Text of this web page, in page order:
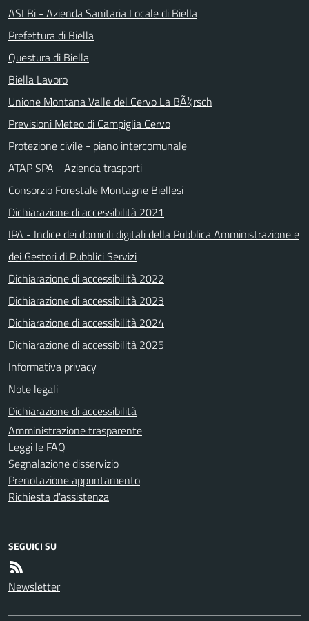
ASLBi - Azienda Sanitaria Locale di Biella
Prefettura di Biella
Questura di Biella
Biella Lavoro
Unione Montana Valle del Cervo La BÃ¼rsch
Previsioni Meteo di Campiglia Cervo
Protezione civile - piano intercomunale
ATAP SPA - Azienda trasporti
Consorzio Forestale Montagne Biellesi
Dichiarazione di accessibilità 2021
IPA - Indice dei domicili digitali della Pubblica Amministrazione e
dei Gestori di Pubblici Servizi
Dichiarazione di accessibilità 2022
Dichiarazione di accessibilità 2023
Dichiarazione di accessibilità 2024
Dichiarazione di accessibilità 2025
Informativa privacy
Note legali
Dichiarazione di accessibilità
Amministrazione trasparente
Leggi le FAQ
Segnalazione disservizio
Prenotazione appuntamento
Richiesta d'assistenza
SEGUICI SU
Newsletter